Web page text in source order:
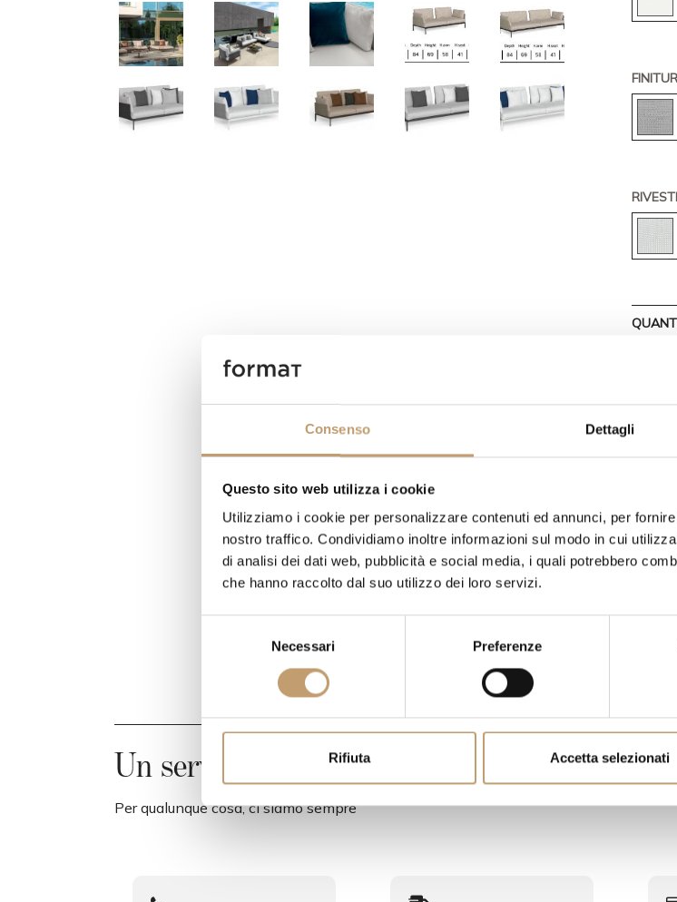
Consenso Dettagli
Questo sito web utilizza i cookie
Utilizziamo i cookie per personalizzare contenuti ed annunci, per
nostro traffico. Condividiamo inoltre informazioni sul modo in cui
di analisi dei dati web, pubblicità e social media, i quali potrebbero
che hanno raccolto dal suo utilizzo dei loro servizi.
e
Necessari Preferenze
Rifiuta Accetta selezionati
HAI
COSTI
Un servizio al tuo servizio
Per qualunque cosa, ci siamo sempre